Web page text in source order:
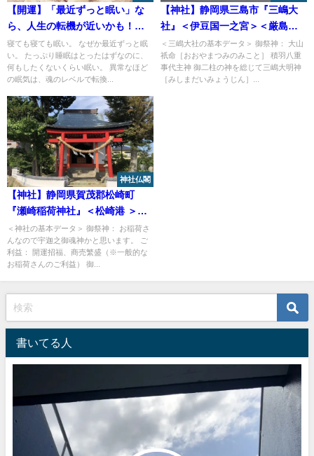
【開運】「最近ずっと眠い」な
ら、人生の転機が近いかも！眠
気が示すスピリチュアルな意味
寝ても寝ても眠い。 なぜか最近ずっと眠
い。 たっぷり睡眠はとったはずなのに、
何もしたくないくらい眠い。 異常なほど
の眠気は、魂のレベルで転換...
【神社】静岡県三島市『三嶋大
社』＜伊豆国一之宮＞＜厳島神
社＞＜生玉水＞＜樹齢1200年の
金木犀＞
＜三嶋大社の基本データ＞ 御祭神： 大山
祇命［おおやまつみのみこと］ 積羽八重
事代主神 御二柱の神を総じて三嶋大明神
［みしまだいみょうじん］...
神社仏閣
【神社】静岡県賀茂郡松崎町
『瀬崎稲荷神社』＜松崎港 ＞＜
『世界の中心で愛をさけぶ』ロ
ケ地＞
＜神社の基本データ＞ 御祭神： お稲荷さ
んなので宇迦之御魂神かと思います。 ご
利益： 開運招福、商売繁盛（※一般的な
お稲荷さんのご利益） 御...
書いてる人